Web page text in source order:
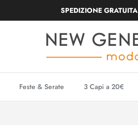
SPEDIZIONE GRATUITA
Feste & Serate 3 Capi a 20€